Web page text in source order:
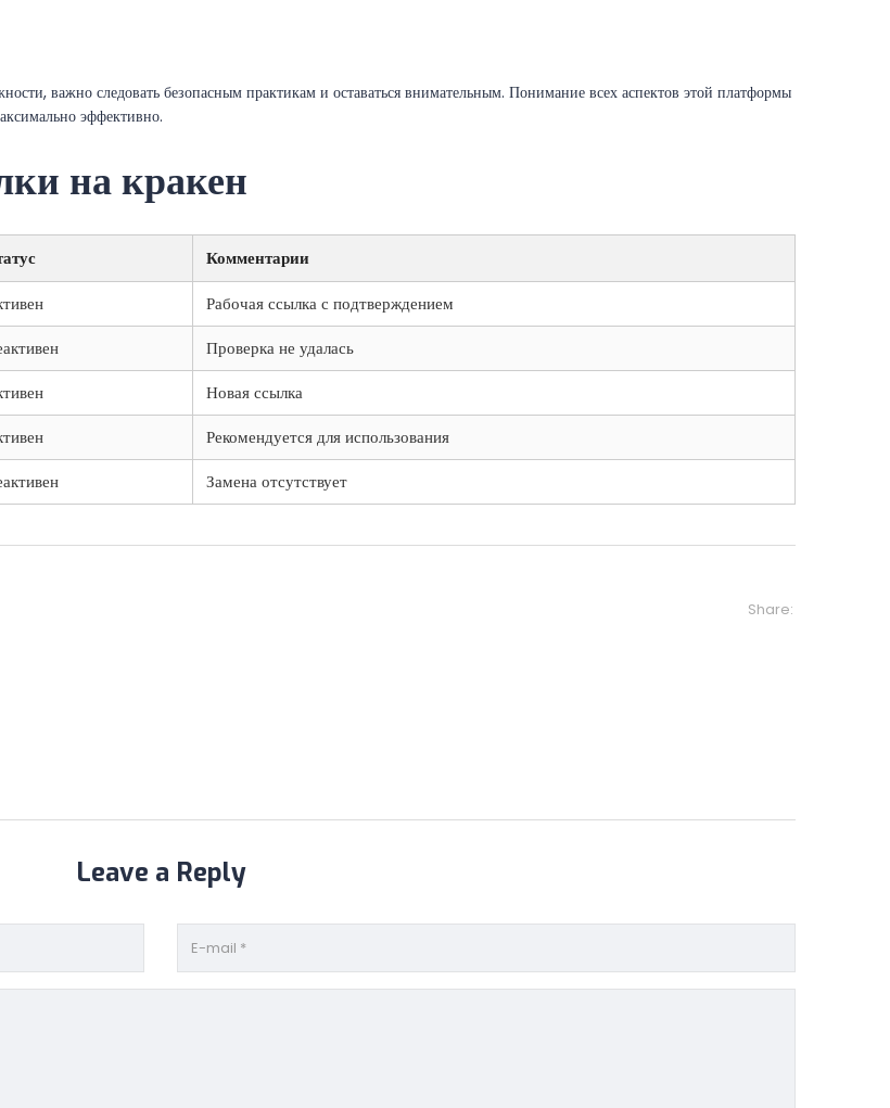
важно следовать безопасным практикам и оставаться внимательным. Понимание всех аспектов этой платформы
эффективно.
на кракен
Комментарии
Рабочая ссылка с подтверждением
Проверка не удалась
Новая ссылка
Рекомендуется для использования
Замена отсутствует
Share:
Leave a Reply